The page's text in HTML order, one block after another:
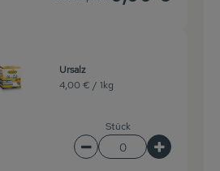
Ursalz
4,00 € / 1kg
Stück
Artikelanzahl